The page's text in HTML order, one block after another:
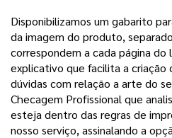
Disponibilizamos um gabarito
da imagem do produto,
correspondem a cada página
explicativo que facilita a criação
dúvidas com relação a arte do
Checagem Profissional que
esteja dentro das regras de
nosso serviço, assinalando a